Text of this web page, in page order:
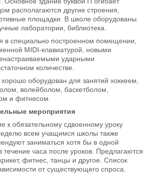
располагаются другие строения,
площадки. В школе оборудованы
лаборатории, библиотека.
в специально построенном помещении,
MIDI-клавиатурой, новыми
ударными
количестве.
оборудован для занятий хоккеем,
волейболом, баскетболом,
и фитнесом.
мероприятия
к обязательному сдвоенному уроку
всем учащимся школы также
заниматься хотя бы в одной
течение часа после уроков. Предлагаются
фитнес, танцы и другое. Список
от существующего спроса.